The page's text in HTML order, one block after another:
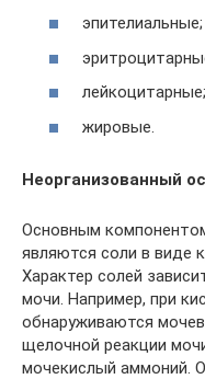
эпителиальные;
лейкоцитарные;
жировые.
Неорганизованный
Основным
являются соли в виде
Характер солей
мочи. Например, при
обнаруживаются
щелочной реакции
мочекислый аммоний.